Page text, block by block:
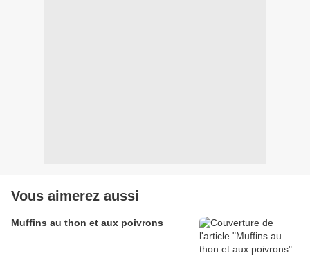
Vous aimerez aussi
Muffins au thon et aux poivrons